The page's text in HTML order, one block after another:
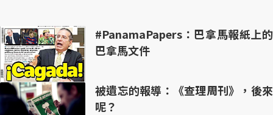
#PanamaPapers：巴拿馬報紙上的
巴拿馬文件
被遺忘的報導：《查理周刊》，後來
呢？